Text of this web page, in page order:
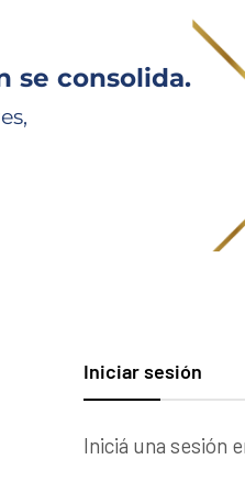
se consolida.
Iniciar sesión
Iniciá una sesión